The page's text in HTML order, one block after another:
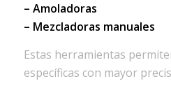
– Amoladoras
– Mezcladoras manuales
Estas herramientas
específicas con mayor